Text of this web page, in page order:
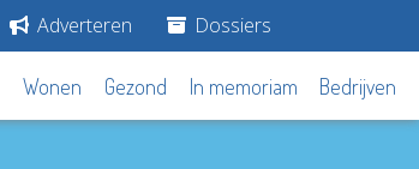
Adverteren Dossiers
Wonen Gezond In memoriam Bedrijven